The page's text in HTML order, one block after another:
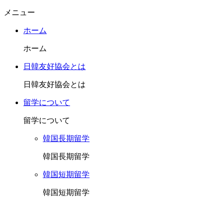
メニュー
ホーム
ホーム
日韓友好協会とは
日韓友好協会とは
留学について
留学について
韓国長期留学
韓国長期留学
韓国短期留学
韓国短期留学